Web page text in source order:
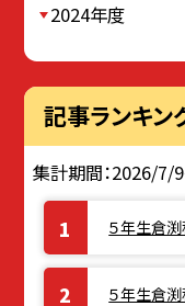
2024年度
記事ランキン
集計期間：2026/
５年生倉
５年生倉